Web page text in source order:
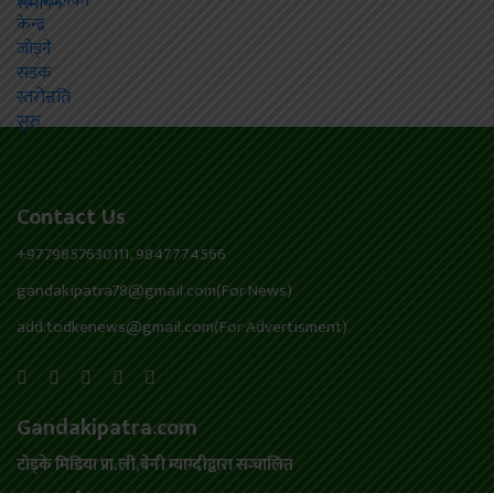
Contact Us
+9779857630111, 9847774566
gandakipatra78@gmail.com(For News)
add.todkenews@gmail.com(For Advertisment)
Gandakipatra.com
टोड्के मिडिया प्रा.ली,बेनी म्याग्दीद्वारा सन्चालित